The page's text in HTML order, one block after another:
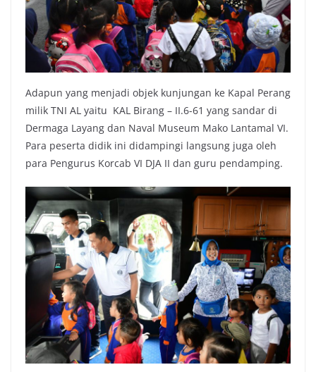
Adapun yang menjadi objek kunjungan ke Kapal Perang
milik TNI AL yaitu KAL Birang – II.6-61 yang sandar di
Dermaga Layang dan Naval Museum Mako Lantamal VI.
Para peserta didik ini didampingi langsung juga oleh
para Pengurus Korcab VI DJA II dan guru pendamping.